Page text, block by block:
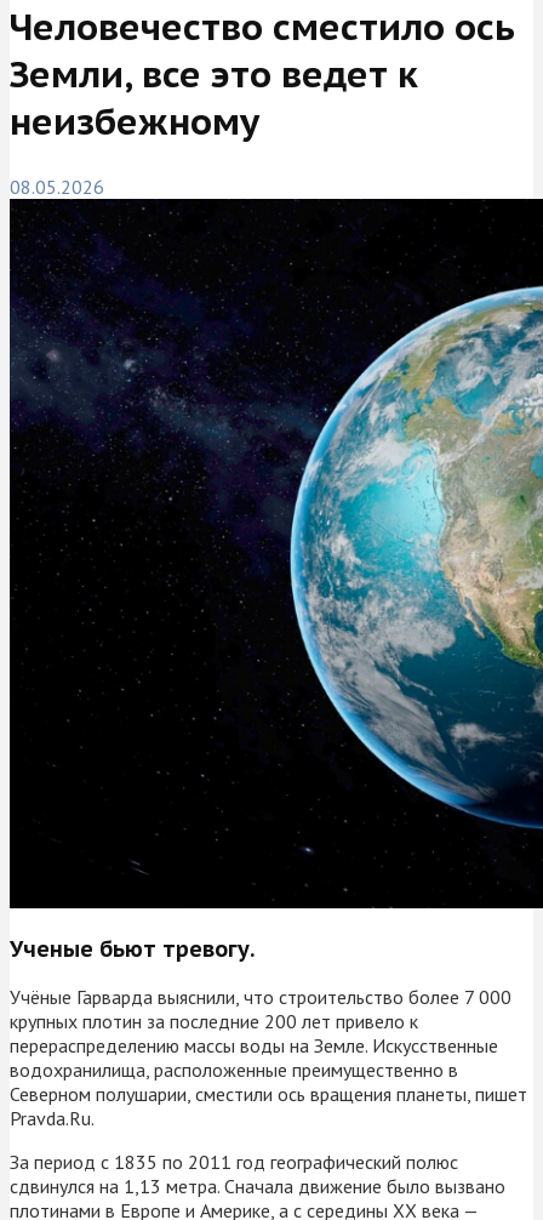
Человечество сместило ось
Земли, все это ведет к
неизбежному
08.05.2026
Ученые бьют тревогу.
Учёные Гарварда выяснили, что строительство более 7 000
крупных плотин за последние 200 лет привело к
перераспределению массы воды на Земле. Искусственные
водохранилища, расположенные преимущественно в
Северном полушарии, сместили ось вращения планеты, пишет
Pravda.Ru.
За период с 1835 по 2011 год географический полюс
сдвинулся на 1,13 метра. Сначала движение было вызвано
плотинами в Европе и Америке, а с середины XX века —